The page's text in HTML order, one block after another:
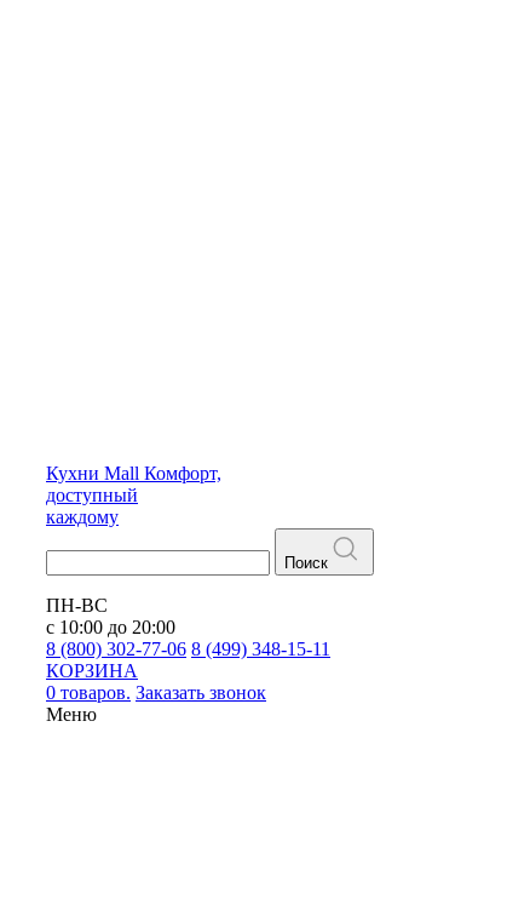
Кухни Mall Комфорт,
доступный
каждому
Поиск
ПН-ВС
с 10:00 до 20:00
8 (800) 302-77-06 8 (499) 348-15-11
КОРЗИНА
0 товаров. Заказать звонок
Меню